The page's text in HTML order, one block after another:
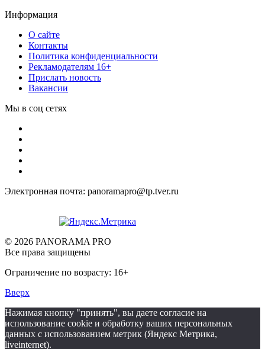
Информация
О сайте
Контакты
Политика конфиденциальности
Рекламодателям 16+
Прислать новость
Вакансии
Мы в соц сетях
Электронная почта: panoramapro@tp.tver.ru
© 2026 PANORAMA PRO
Все права защищены
Ограничение по возрасту: 16+
Вверх
Нажимая кнопку "принять", вы даете согласие на
использование cookie и обработку ваших персональных
данных с использованием метрик (Яндекс Метрика,
liveinternet).